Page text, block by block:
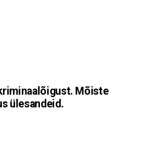
Mõiste
ülesandeid.